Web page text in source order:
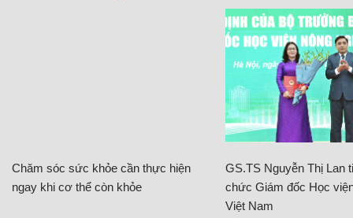
Chăm sóc sức khỏe cần thực hiện
ngay khi cơ thể còn khỏe
GS.TS Nguyễn Thị Lan
chức Giám đốc Học
Việt Nam